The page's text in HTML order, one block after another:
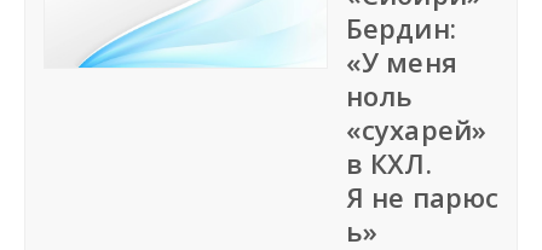
Партнёры
Бердин:
«У меня
ноль
«сухарей»
в КХЛ.
Я не парюс
ь»